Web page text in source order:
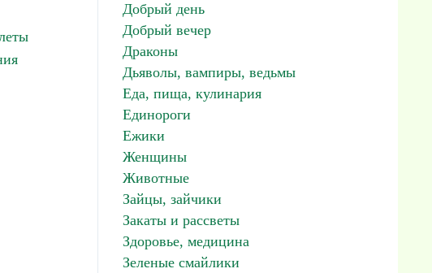
Добрый день
Добрый вечер
Драконы
Дьяволы, вампиры, ведьмы
Еда, пища, кулинария
Единороги
Ежики
Женщины
Животные
Зайцы, зайчики
Закаты и рассветы
Здоровье, медицина
Зеленые смайлики